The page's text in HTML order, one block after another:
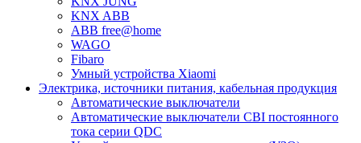
KNX ABB
ABB free@home
WAGO
Fibaro
Умный устройства Xiaomi
Электрика, источники питания, кабельная продукция
Автоматические выключатели
Автоматические выключатели CBI постоянного
тока серии QDC